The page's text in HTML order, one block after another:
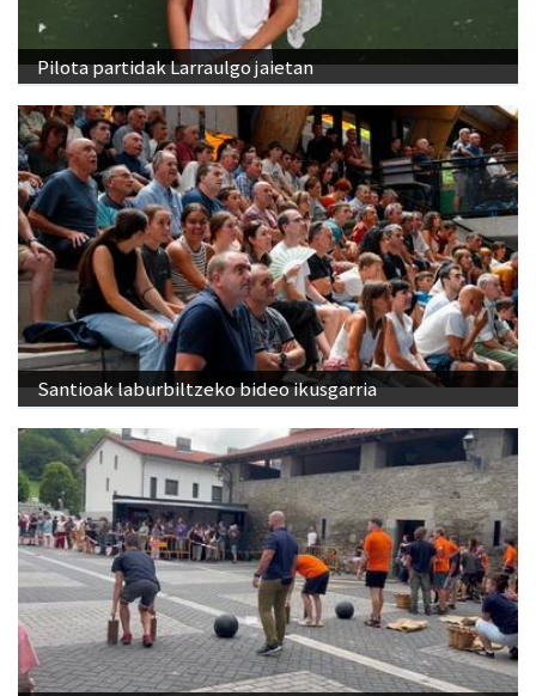
Pilota partidak Larraulgo jaietan
Santioak laburbiltzeko bideo ikusgarria